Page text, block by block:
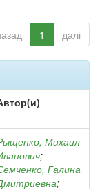
1 далі
Михаил
;
Галина
;